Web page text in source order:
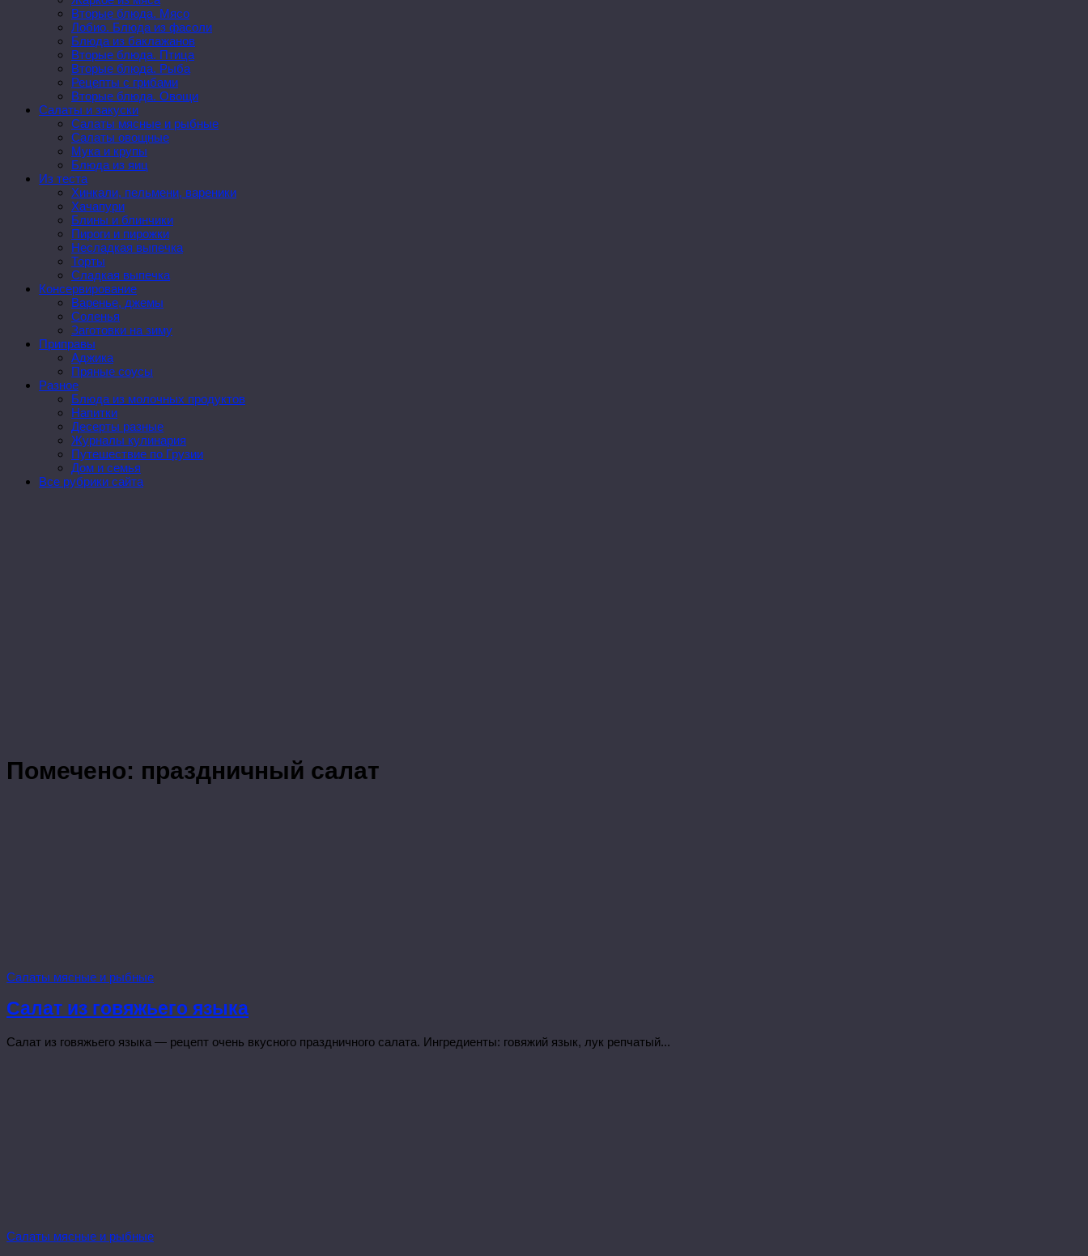
Вторые блюда. Мясо
Лобио. Блюда из фасоли
Блюда из баклажанов
Вторые блюда. Птица
Вторые блюда. Рыба
Рецепты с грибами
Вторые блюда. Овощи
Салаты и закуски
Салаты мясные и рыбные
Салаты овощные
Мука и крупы
Блюда из яиц
Из теста
Хинкали, пельмени, вареники
Хачапури
Блины и блинчики
Пироги и пирожки
Несладкая выпечка
Торты
Сладкая выпечка
Консервирование
Варенье, джемы
Соленья
Заготовки на зиму
Приправы
Аджика
Пряные соусы
Разное
Блюда из молочных продуктов
Напитки
Десерты разные
Журналы кулинария
Путешествие по Грузии
Дом и семья
Все рубрики сайта
Помечено: праздничный салат
Салаты мясные и рыбные
Салат из говяжьего языка
Салат из говяжьего языка — рецепт очень вкусного праздничного салата. Ингредиенты: говяжий язык, лук репчатый...
Салаты мясные и рыбные